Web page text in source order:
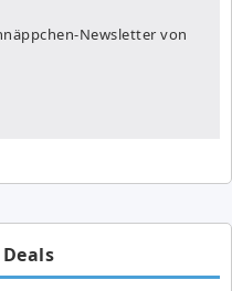
Newsletter von